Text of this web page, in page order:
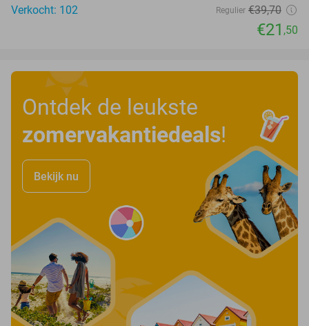
Verkocht: 102
Regulier €39,70
€21 ,50
Ontdek de leukste
zomervakantiedeals!
Bekijk nu